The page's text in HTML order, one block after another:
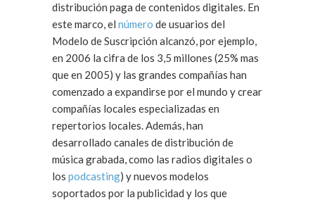
distribución paga de contenidos digitales. En
este marco, el número de usuarios del
Modelo de Suscripción alcanzó, por ejemplo,
en 2006 la cifra de los 3,5 millones (25% mas
que en 2005) y las grandes compañías han
comenzado a expandirse por el mundo y crear
compañías locales especializadas en
repertorios locales. Además, han
desarrollado canales de distribución de
música grabada, como las radios digitales o
los podcasting) y nuevos modelos
soportados por la publicidad y los que